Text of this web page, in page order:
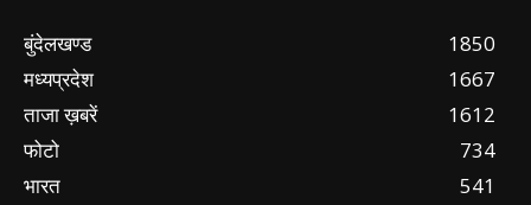
बुंदेलखण्ड
1850
मध्यप्रदेश
1667
ताजा ख़बरें
1612
फोटो
734
भारत
541